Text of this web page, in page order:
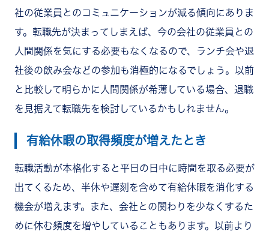
社の従業員とのコミュニケーションが減る傾向にありま
す。転職先が決まってしまえば、今の会社の従業員との
人間関係を気にする必要もなくなるので、ランチ会や退
社後の飲み会などの参加も消極的になるでしょう。以前
と比較して明らかに人間関係が希薄している場合、退職
を見据えて転職先を検討しているかもしれません。
有給休暇の取得頻度が増えたとき
転職活動が本格化すると平日の日中に時間を取る必要が
出てくるため、半休や遅刻を含めて有給休暇を消化する
機会が増えます。また、会社との関わりを少なくするた
めに休む頻度を増やしていることもあります。以前より